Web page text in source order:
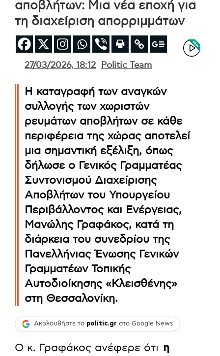
αποβλήτων: Μια νέα εποχή για
τη διαχείριση απορριμμάτων
27/03/2026, 18:12 Politic Team
Η καταγραφή των αναγκών
συλλογής των χωριστών
ρευμάτων αποβλήτων σε κάθε
περιφέρεια της χώρας αποτελεί
μια σημαντική εξέλιξη, όπως
δήλωσε ο Γενικός Γραμματέας
Συντονισμού Διαχείρισης
Αποβλήτων του Υπουργείου
Περιβάλλοντος και Ενέργειας,
Μανώλης Γραφάκος, κατά τη
διάρκεια του συνεδρίου της
Πανελλήνιας Ένωσης Γενικών
Γραμματέων Τοπικής
Αυτοδιοίκησης «Κλεισθένης»
στη Θεσσαλονίκη.
Ακολουθήστε το politic.gr στο Google News
Ο κ. Γραφάκος ανέφερε ότι η